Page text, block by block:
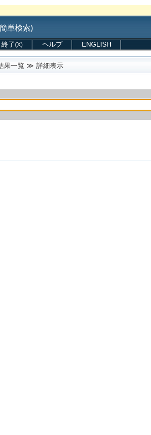
単検索)
終了(X) ヘルプ ENGLISH
果一覧 ≫ 詳細表示